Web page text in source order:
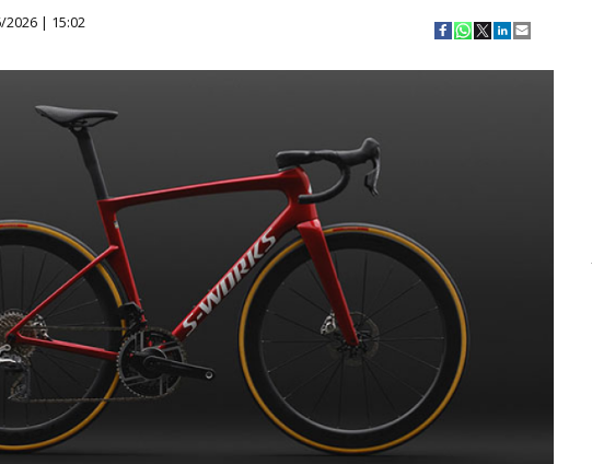
2026 | 15:02